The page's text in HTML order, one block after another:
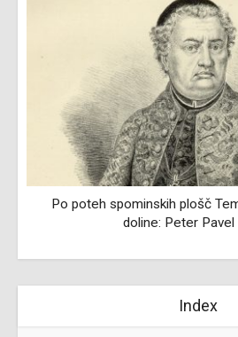
Po poteh spominskih plošč
doline: Peter Pavel
Index